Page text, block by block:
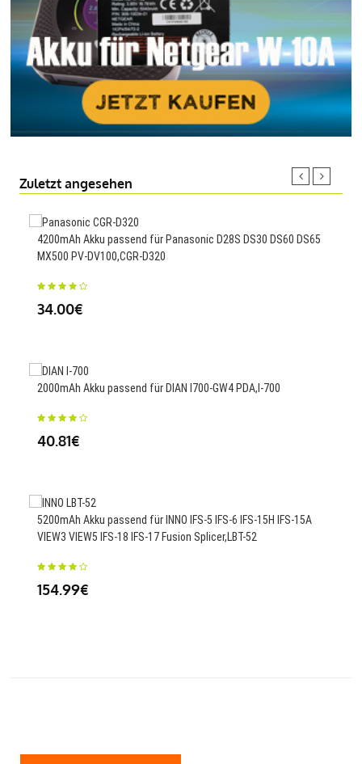
Zuletzt angesehen
4200mAh Akku passend für Panasonic D28S DS30 DS60 DS65
MX500 PV-DV100,CGR-D320
34.00€
2000mAh Akku passend für DIAN I700-GW4 PDA,I-700
40.81€
5200mAh Akku passend für INNO IFS-5 IFS-6 IFS-15H IFS-15A
VIEW3 VIEW5 IFS-18 IFS-17 Fusion Splicer,LBT-52
154.99€